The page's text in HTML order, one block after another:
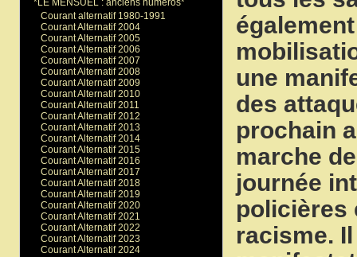
une
des
prochain
marche
journée
policières
racisme.
*LE MENSUEL : anciens numéros*
Courant alternatif 1980-1991
Courant Alternatif 2004
Courant Alternatif 2005
Courant Alternatif 2006
Courant Alternatif 2007
Courant Alternatif 2008
Courant Alternatif 2009
Courant Alternatif 2010
Courant Alternatif 2011
Courant Alternatif 2012
Courant Alternatif 2013
Courant Alternatif 2014
Courant Alternatif 2015
Courant Alternatif 2016
Courant Alternatif 2017
Courant Alternatif 2018
Courant Alternatif 2019
Courant Alternatif 2020
Courant Alternatif 2021
Courant Alternatif 2022
Courant Alternatif 2023
Courant Alternatif 2024